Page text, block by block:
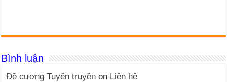
Bình luận
Đề cương Tuyên truyền on Liên hệ